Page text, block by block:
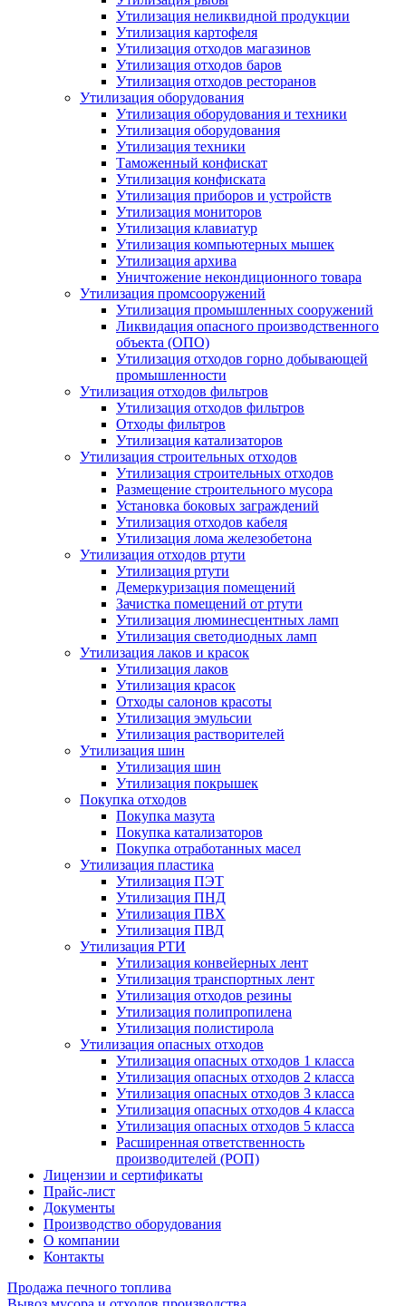
Утилизация неликвидной продукции
Утилизация картофеля
Утилизация отходов магазинов
Утилизация отходов баров
Утилизация отходов ресторанов
Утилизация оборудования
Утилизация оборудования и техники
Утилизация оборудования
Утилизация техники
Таможенный конфискат
Утилизация конфиската
Утилизация приборов и устройств
Утилизация мониторов
Утилизация клавиатур
Утилизация компьютерных мышек
Утилизация архива
Уничтожение некондиционного товара
Утилизация промсооружений
Утилизация промышленных сооружений
Ликвидация опасного производственного
объекта (ОПО)
Утилизация отходов горно добывающей
промышленности
Утилизация отходов фильтров
Утилизация отходов фильтров
Отходы фильтров
Утилизация катализаторов
Утилизация строительных отходов
Утилизация строительных отходов
Размещение строительного мусора
Установка боковых заграждений
Утилизация отходов кабеля
Утилизация лома железобетона
Утилизация отходов ртути
Утилизация ртути
Демеркуризация помещений
Зачистка помещений от ртути
Утилизация люминесцентных ламп
Утилизация светодиодных ламп
Утилизация лаков и красок
Утилизация лаков
Утилизация красок
Отходы салонов красоты
Утилизация эмульсии
Утилизация растворителей
Утилизация шин
Утилизация шин
Утилизация покрышек
Покупка отходов
Покупка мазута
Покупка катализаторов
Покупка отработанных масел
Утилизация пластика
Утилизация ПЭТ
Утилизация ПНД
Утилизация ПВХ
Утилизация ПВД
Утилизация РТИ
Утилизация конвейерных лент
Утилизация транспортных лент
Утилизация отходов резины
Утилизация полипропилена
Утилизация полистирола
Утилизация опасных отходов
Утилизация опасных отходов 1 класса
Утилизация опасных отходов 2 класса
Утилизация опасных отходов 3 класса
Утилизация опасных отходов 4 класса
Утилизация опасных отходов 5 класса
Расширенная ответственность
производителей (РОП)
Лицензии и сертификаты
Прайс-лист
Документы
Производство оборудования
О компании
Контакты
Продажа печного топлива